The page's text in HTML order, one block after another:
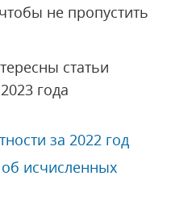
не пропустить
статьи
года
за 2022 год
исчисленных